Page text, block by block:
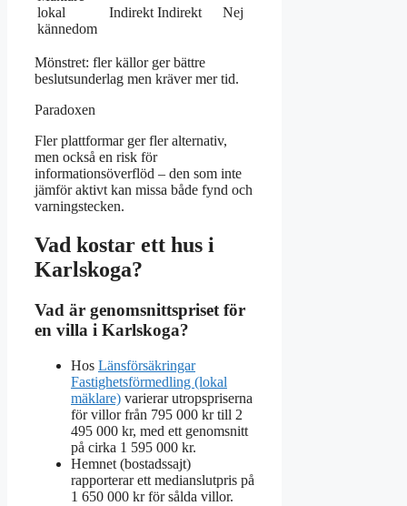
lokal
kännedom
Indirekt Indirekt Nej
Mönstret: fler källor ger bättre
beslutsunderlag men kräver mer tid.
Paradoxen
Fler plattformar ger fler alternativ,
men också en risk för
informationsöverflöd – den som inte
jämför aktivt kan missa både fynd och
varningstecken.
Vad kostar ett hus i
Karlskoga?
Vad är genomsnittspriset för
en villa i Karlskoga?
Hos Länsförsäkringar
Fastighetsförmedling (lokal
mäklare) varierar utropspriserna
för villor från 795 000 kr till 2
495 000 kr, med ett genomsnitt
på cirka 1 595 000 kr.
Hemnet (bostadssajt)
rapporterar ett medianslutpris på
1 650 000 kr för sålda villor.